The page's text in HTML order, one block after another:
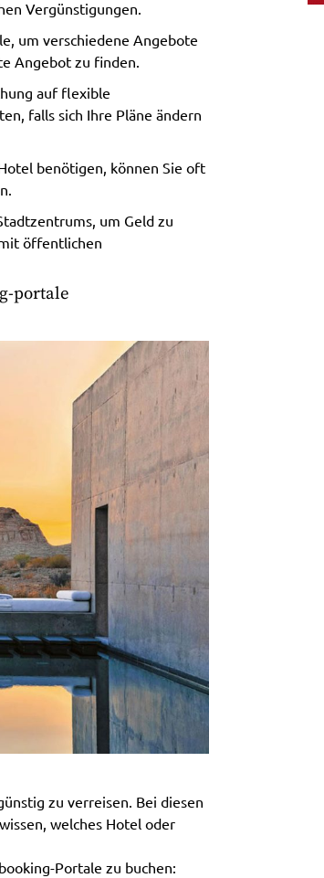
Vergünstigungen.
um verschiedene Angebote
Angebot zu finden.
auf flexible
falls sich Ihre Pläne ändern
benötigen, können Sie oft
um Geld zu
öffentlichen
portale
zu verreisen. Bei diesen
welches Hotel oder
Portale zu buchen: